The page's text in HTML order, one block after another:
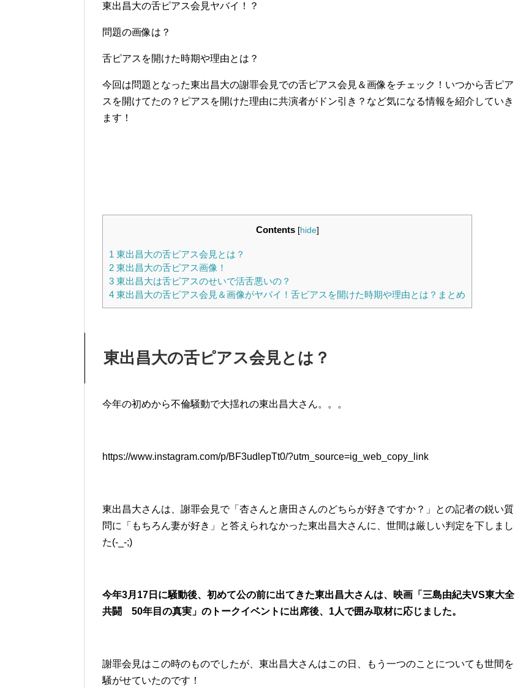
東出昌大の舌ピアス会見ヤバイ！？
問題の画像は？
舌ピアスを開けた時期や理由とは？
今回は問題となった東出昌大の謝罪会見での舌ピアス会見＆画像をチェック！いつから舌ピア
スを開けてたの？ピアスを開けた理由に共演者がドン引き？など気になる情報を紹介していき
ます！
Contents [hide]
1 東出昌大の舌ピアス会見とは？
2 東出昌大の舌ピアス画像！
3 東出昌大は舌ピアスのせいで活舌悪いの？
4 東出昌大の舌ピアス会見＆画像がヤバイ！舌ピアスを開けた時期や理由とは？まとめ
東出昌大の舌ピアス会見とは？
今年の初めから不倫騒動で大揺れの東出昌大さん。。。
https://www.instagram.com/p/BF3udlepTt0/?utm_source=ig_web_copy_link
東出昌大さんは、謝罪会見で「杏さんと唐田さんのどちらが好きですか？」との記者の鋭い質
問に「もちろん妻が好き」と答えられなかった東出昌大さんに、世間は厳しい判定を下しまし
た(-_-;)
今年3月17日に騒動後、初めて公の前に出てきた東出昌大さんは、映画「三島由紀夫VS東大全
共闘 50年目の真実」のトークイベントに出席後、1人で囲み取材に応じました。
謝罪会見はこの時のものでしたが、東出昌大さんはこの日、もう一つのことについても世間を
騒がせていたのです！